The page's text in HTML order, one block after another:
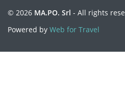
© 2026 MA.PO. Srl - All rights
Powered by Web for Travel